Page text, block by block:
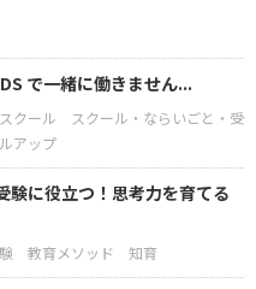
で一緒に働きません...
クール
スクール・ならいごと・受
アップ
験に役立つ！思考力を育てる
教育メソッド 知育